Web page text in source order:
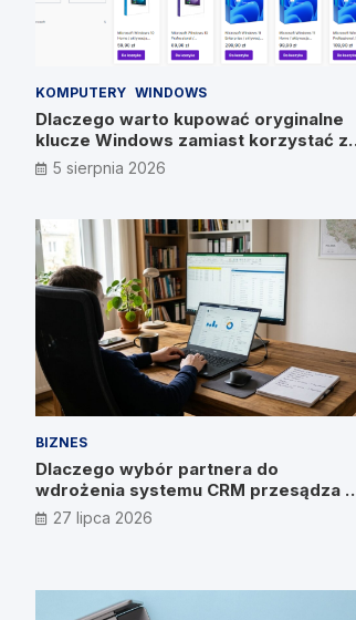
KOMPUTERY WINDOWS
Dlaczego warto kupować oryginalne
klucze Windows zamiast korzystać z
nieautoryzowanych źródeł?
5 sierpnia 2026
BIZNES
Dlaczego wybór partnera do
wdrożenia systemu CRM przesądza o
wyniku? Wywiad z Pawłem
Prymakowskim, CEO IT Vision
27 lipca 2026